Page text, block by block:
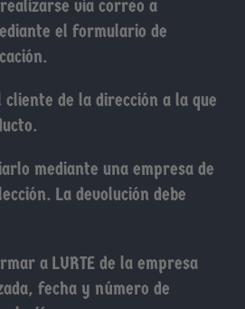
via correo a
el formulario de
cliente de la dirección a la que
mediante una empresa de
La devolución debe
a LURTE de la empresa
fecha y número de